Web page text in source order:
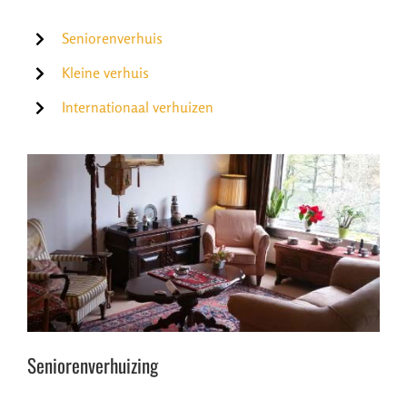
Seniorenverhuis
Kleine verhuis
Internationaal verhuizen
Seniorenverhuizing